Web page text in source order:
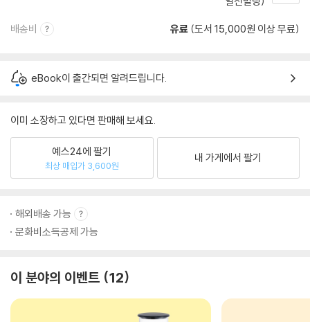
배송비 유료 (도서 15,000원 이상 무료)
eBook이 출간되면 알려드립니다.
이미 소장하고 있다면 판매해 보세요.
예스24에 팔기
최상 매입가 3,600원
내 가게에서 팔기
해외배송 가능
문화비소득공제 가능
이 분야의 이벤트 12